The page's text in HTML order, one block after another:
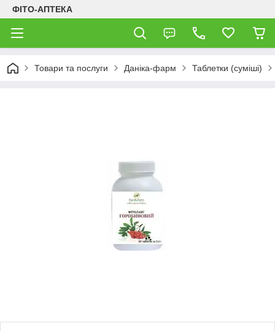
ФІТО-АПТЕКА
Товари та послуги Даніка-фарм Таблетки (суміші)